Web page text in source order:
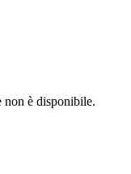
non è disponibile.